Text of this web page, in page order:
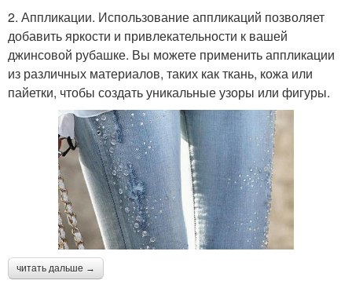
2. Аппликации. Использование аппликаций позволяет
добавить яркости и привлекательности к вашей
джинсовой рубашке. Вы можете применить аппликации
из различных материалов, таких как ткань, кожа или
пайетки, чтобы создать уникальные узоры или фигуры.
читать дальше →